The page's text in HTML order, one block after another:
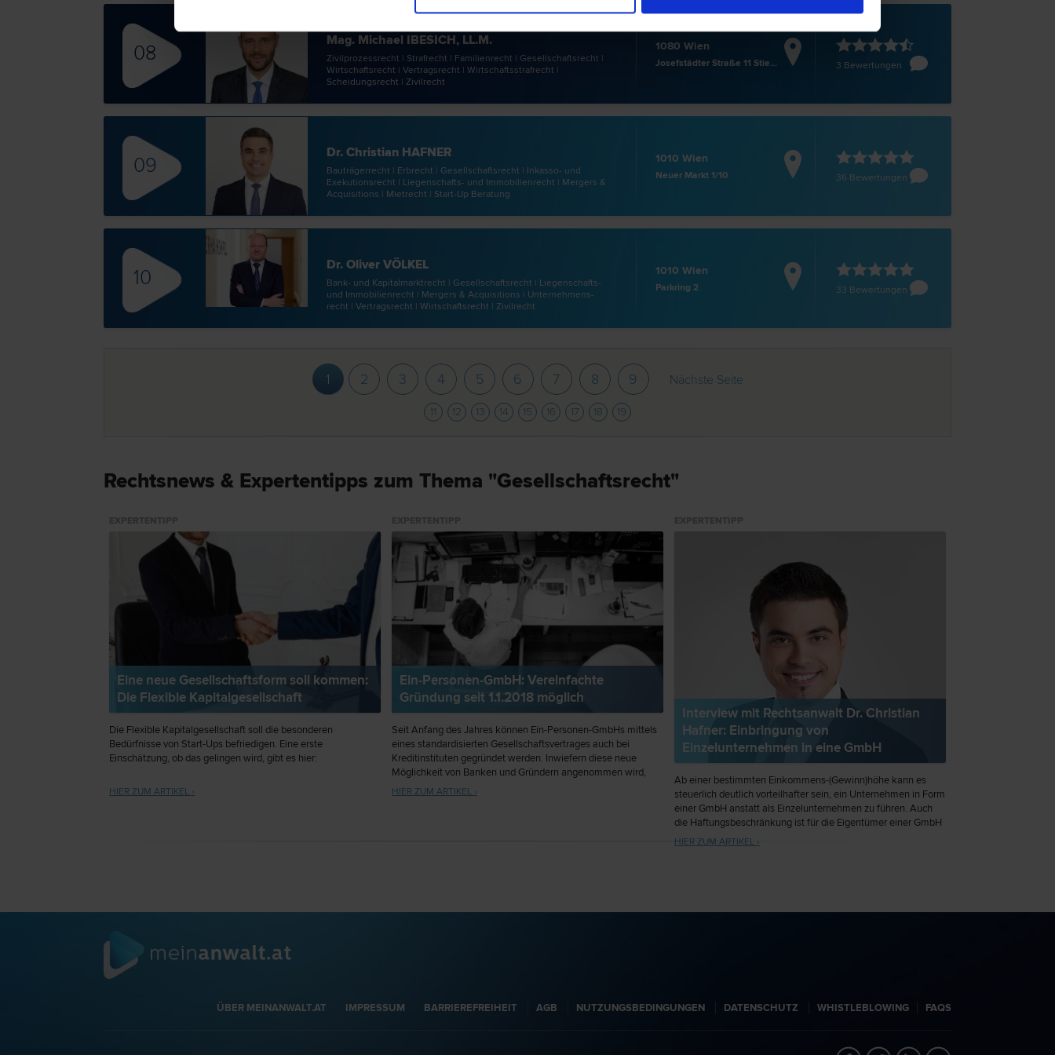
08
Mag. Michael IBESICH, LL.M.
Zivilprozess­recht | Straf­recht | Familien­recht | Gesellschafts­recht |
Wirtschafts­recht | Vertrags­recht | Wirtschaftsstraf­recht |
Scheidungs­recht | Zivil­recht
1080 Wien
Josefstädter Straße 11 Stiege 1 Top 16 3 Bewertungen
09
Dr. Christian HAFNER
Bauträger­recht | Erb­recht | Gesellschafts­recht | Inkasso- und
Exekutions­recht | Liegenschafts- und Immobilien­recht | Mergers &
Acquisitions | Miet­recht | Start-Up Beratung
1010 Wien
Neuer Markt 1/10 36 Bewertungen
10
Dr. Oliver VÖLKEL
Bank- und Kapitalmarkt­recht | Gesellschafts­recht | Liegenschafts-
und Immobilien­recht | Mergers & Acquisitions | Unternehmens­
recht | Vertrags­recht | Wirtschafts­recht | Zivil­recht
1010 Wien
Parkring 2 33 Bewertungen
1 2 3 4 5 6 7 8 9 Nächste Seite
11 12 13 14 15 16 17 18 19
Rechtsnews & Expertentipps zum Thema "Gesellschaftsrecht"
Eine neue Gesellschaftsform soll kommen:
Die Flexible Kapitalgesellschaft
Die Flexible Kapitalgesellschaft soll die besonderen
Bedürfnisse von Start-Ups befriedigen. Eine erste
Einschätzung, ob das gelingen wird, gibt es hier:
HIER ZUM ARTIKEL ›
Ein-Personen-GmbH: Vereinfachte
Gründung seit 1.1.2018 möglich
Seit Anfang des Jahres können Ein-Personen-GmbHs mittels
eines standardisierten Gesellschaftsvertrages auch bei
Kreditinstituten gegründet werden. Inwiefern diese neue
Möglichkeit von Banken und Gründern angenommen wird,
muss sich erst zeigen. Viele rechtliche Fragestellungen, die
bei Gründungen auftauchen, können durch Bankangestellte
HIER ZUM ARTIKEL ›
Interview mit Rechtsanwalt Dr. Christian
Hafner: Einbringung von
Einzelunternehmen in eine GmbH
Ab einer bestimmten Einkommens-(Gewinn)höhe kann es
steuerlich deutlich vorteilhafter sein, ein Unternehmen in Form
einer GmbH anstatt als Einzelunternehmen zu führen. Auch
die Haftungsbeschränkung ist für die Eigentümer einer GmbH
sehr attraktiv. Doch wie funktioniert eine solche Einbringung
und was muss beachtet werden? Im Interview mit
HIER ZUM ARTIKEL ›
ÜBER MEINANWALT.AT IMPRESSUM BARRIEREFREIHEIT AGB NUTZUNGSBEDINGUNGEN DATENSCHUTZ WHISTLEBLOWING FAQS